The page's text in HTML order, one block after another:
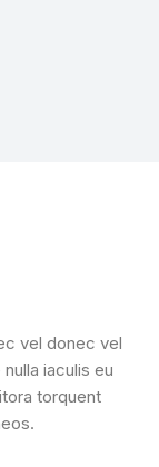
vel donec vel
iaculis eu
torquent